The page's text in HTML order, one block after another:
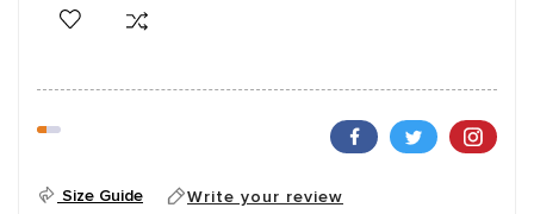
Size Guide Write your review